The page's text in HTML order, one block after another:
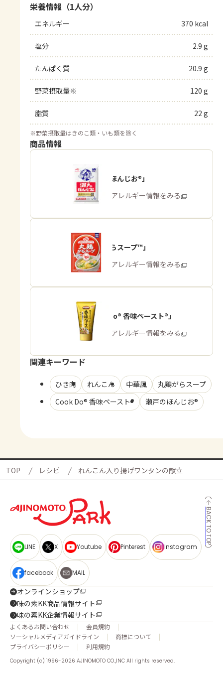
栄養情報（1人分）
エネルギー 370 kcal
塩分 2.9 g
たんぱく質 20.9 g
野菜摂取量※ 120 g
脂質 22 g
※野菜摂取量はきのこ類・いも類を除く
商品情報
「瀬戸のほんじお®」
商品・アレルギー情報をみる
「丸鶏がらスープ™」
商品・アレルギー情報をみる
「Cook Do® 香味ペースト®」
商品・アレルギー情報をみる
関連キーワード
ひき肉 れんこん 中華風
丸鶏がらスープ
Cook Do® 香味ペースト®
瀬戸のほんじお®
TOP レシピ れんこん入り揚げワンタンの献立
BACK TO TOP
LINE X Youtube Pinterest Instagram
facebook MAIL
オンラインショップ
味の素KK商品情報サイト
味の素KK企業情報サイト
よくあるお問い合わせ
会員規約
ソーシャルメディアガイドライン
商標について
プライバシーポリシー
利用規約
Copyright (c) 1996-2026 AJINOMOTO CO.,INC All rights reserved.